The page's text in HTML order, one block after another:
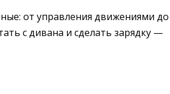
от управления движениями до
с дивана и сделать зарядку —